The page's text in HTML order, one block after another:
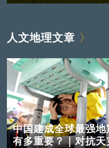
人文地理文章
中国建成全球最强
有多重要？｜对抗天